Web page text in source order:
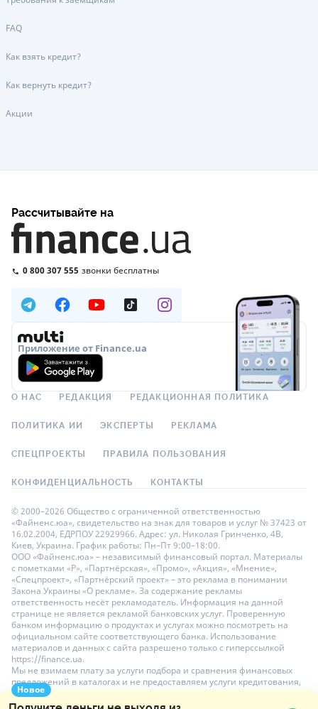
Новое
FAQ
Как взять кредит?
Как вернуть кредит?
Акции
Рассчитывайте на
0 800 307 555 звонки бесплатны
Приложение от Finance.ua
О НАС РЕДАКЦИЯ РЕДАКЦИОННАЯ ПОЛИТИКА
ПОЛИТИКА ИИ ЭКСПЕРТЫ РЕКЛАМА
СПЕЦПРОЕКТЫ ПРАВИЛА ПОЛЬЗОВАНИЯ
КОНФИДЕНЦИАЛЬНОСТЬ КОНТАКТЫ
© 2000–2026 Общество с ограниченной ответственностью
«Файненс.юа», свидетельство на знак для товаров и услуг № 37423 от
16.02.2004, ЕДРПОУ 22929966. Адрес: ул. Николая Гринченко, 4В,
Киев, Украина. График работы: Пн–Пт 9:00–18:00.
ООО «Файненс.юа» – независимый финансовый портал. Материалы
с пометками «Р», «Партнёрская», «Промо», «Акция», «Мнение»,
«Спецпроект», «Партнёрский проект» – это реклама в понимании
Закона Украины «О рекламе». За содержание рекламы
ответственность несёт рекламодатель. Информация на данной
странице не является рекламой банковских услуг. Проверенную
банком информацию о продуктах и услугах можно посмотреть на
официальном сайте соответствующего банка. Использование
материалов и данных с сайта разрешено только с гиперссылкой
https://finance.ua.
Мы не взимаем плату за услуги подбора и сравнения финансовых
предложений в каталогах и не предоставляем услуги кредитования,
размещения депозитов и страхования. Ваши личные данные на
сайте защищены шифрованием AES-256.